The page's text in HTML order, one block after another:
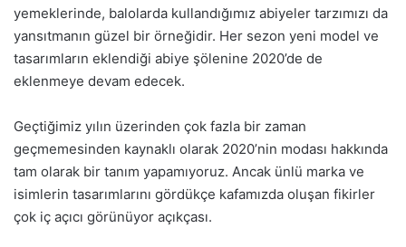
yemeklerinde, balolarda kullandığımız abiyeler tarzımızı da
yansıtmanın güzel bir örneğidir. Her sezon yeni model ve
tasarımların eklendiği abiye şölenine 2020’de de
eklenmeye devam edecek.
Geçtiğimiz yılın üzerinden çok fazla bir zaman
geçmemesinden kaynaklı olarak 2020’nin modası hakkında
tam olarak bir tanım yapamıyoruz. Ancak ünlü marka ve
isimlerin tasarımlarını gördükçe kafamızda oluşan fikirler
çok iç açıcı görünüyor açıkçası.